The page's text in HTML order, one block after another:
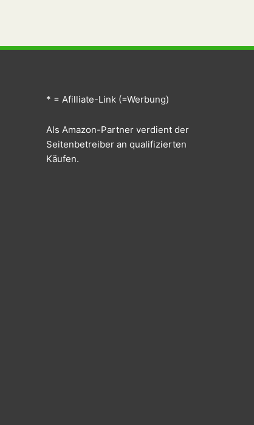
* = Afilliate-Link (=Werbung)
Als Amazon-Partner verdient der
Seitenbetreiber an qualifizierten
Käufen.